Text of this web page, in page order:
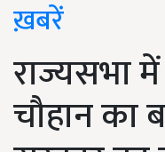
ख़बरें
राज्यसभा
चौहान का